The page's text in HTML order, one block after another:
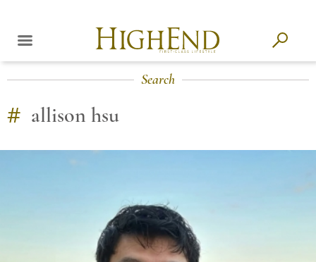
Search
# allison hsu